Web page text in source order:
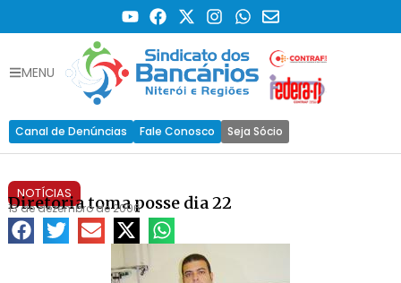
MENU
Canal de Denúncias Fale Conosco Seja Sócio
NOTÍCIAS
Diretoria toma posse dia 22
13 de dezembro de 2006